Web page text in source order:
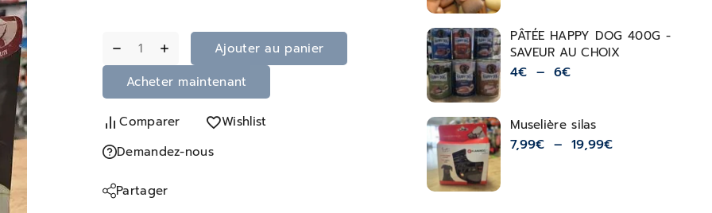
PÂTÉE HAPPY DOG 400G -
SAVEUR AU CHOIX
4€ – 6€
Muselière silas
7,99€ – 19,99€
Ajouter au panier
Acheter maintenant
Comparer
Wishlist
Demandez-nous
Partager